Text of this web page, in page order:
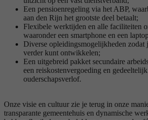
Een pensioenregeling via het ABP,
aan den Rijn het grootste deel betaalt;
Flexibele werktijden en alle faciliteiten
waaronder een smartphone en een
Diverse opleidingsmogelijkheden zodat
verder kunt ontwikkelen;
Een uitgebreid pakket secundaire
een reiskostenvergoeding en
ouderschapsverlof.
Onze visie en cultuur zie je terug in onze
transparante gemeentehuis en dynamische